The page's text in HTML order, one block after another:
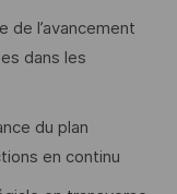
de l’avancement
dans les
du plan
en continu